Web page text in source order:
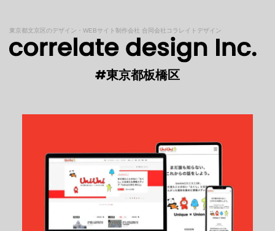
東京都文京区のデザイン・WEBサイト制作会社 合同会社コラレイトデザイン
#東京都板橋区